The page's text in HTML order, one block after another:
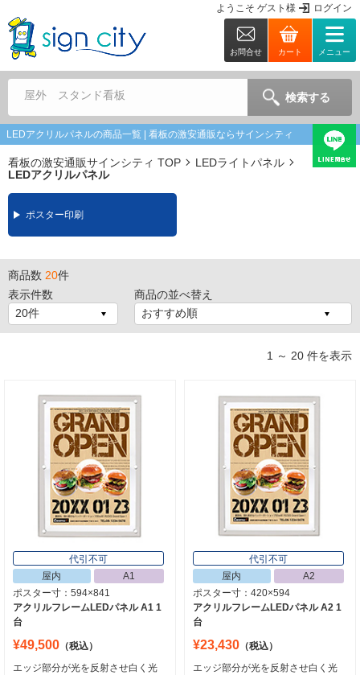
ようこそ ゲスト 様 ログイン
お問合せ カート メニュー
屋外 スタンド看板 検索する
LEDアクリルパネルの商品一覧 | 看板の激安通販ならサインシティ
看板の激安通販サインシティ TOP
LEDライトパネル
LEDアクリルパネル
ポスター印刷
商品数 20件
表示件数
商品の並べ替え
1 ～ 20 件を表示
代引不可
屋内
A1
ポスター寸：594×841
アクリルフレームLEDパネル A1 1
台
¥49,500 （税込）
エッジ部分が光を反射させ白く光
代引不可
屋内
A2
ポスター寸：420×594
アクリルフレームLEDパネル A2 1
台
¥23,430 （税込）
エッジ部分が光を反射させ白く光